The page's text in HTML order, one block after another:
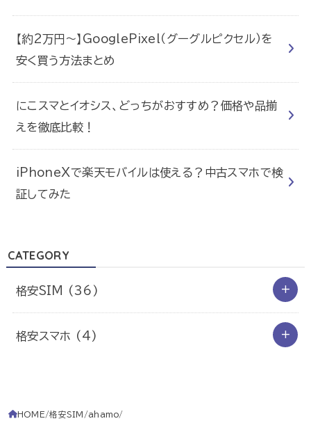
【約2万円〜】GooglePixel（グーグルピクセル）を
安く買う方法まとめ
にこスマとイオシス、どっちがおすすめ？価格や品揃
えを徹底比較！
iPhoneXで楽天モバイルは使える？中古スマホで検
証してみた
CATEGORY
格安SIM (36)
格安スマホ (4)
HOME 格安SIM ahamo